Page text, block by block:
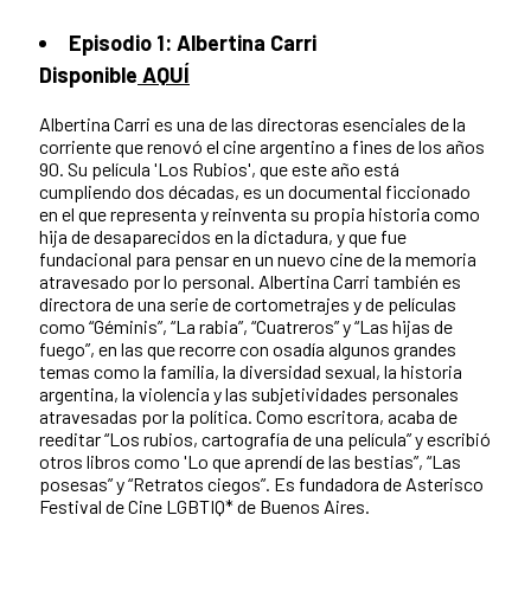
Episodio 1: Albertina Carri
Disponible AQUÍ
Albertina Carri es una de las directoras esenciales de la
corriente que renovó el cine argentino a fines de los años
90. Su película 'Los Rubios', que este año está
cumpliendo dos décadas, es un documental ficcionado
en el que representa y reinventa su propia historia como
hija de desaparecidos en la dictadura, y que fue
fundacional para pensar en un nuevo cine de la memoria
atravesado por lo personal. Albertina Carri también es
directora de una serie de cortometrajes y de películas
como “Géminis”, “La rabia”, “Cuatreros” y “Las hijas de
fuego”, en las que recorre con osadía algunos grandes
temas como la familia, la diversidad sexual, la historia
argentina, la violencia y las subjetividades personales
atravesadas por la política. Como escritora, acaba de
reeditar “Los rubios, cartografía de una película” y escribió
otros libros como 'Lo que aprendí de las bestias”, “Las
posesas” y “Retratos ciegos”. Es fundadora de Asterisco
Festival de Cine LGBTIQ* de Buenos Aires.